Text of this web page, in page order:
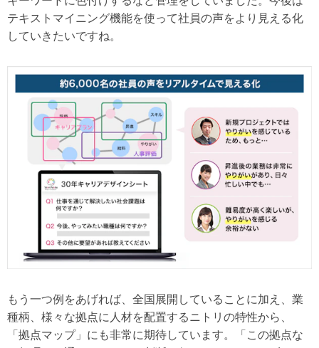
テキストマイニング機能を使って社員の声をより見える化
していきたいですね。
もう一つ例をあげれば、全国展開していることに加え、業
種柄、様々な拠点に人材を配置するニトリの特性から、
「拠点マップ」にも非常に期待しています。「この拠点な